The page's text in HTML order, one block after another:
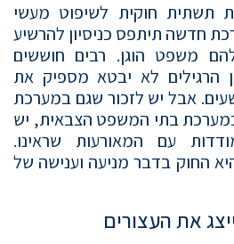
תשתית חוקית לשיפוט מעשי
חדשה תיתפס כניסיון להרשיע
משפט הוגן. רבים חוששים
הרגילים לא יבטא מספיק את
אבל יש לזכור שגם במערכת
בתי המשפט הצבאית, יש
עם המאורעות שראינו.
החוק בדבר מניעה וענישה של
את העצורים